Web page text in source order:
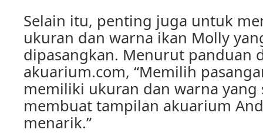
Selain itu, penting juga untuk
ukuran dan warna ikan Molly
dipasangkan. Menurut panduan
akuarium.com, “Memilih
memiliki ukuran dan warna yang
membuat tampilan akuarium
menarik.”